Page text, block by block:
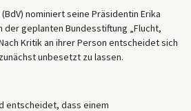
nominiert seine Präsidentin Erika
der geplanten Bundesstiftung „Flucht,
Kritik an ihrer Person entscheidet sich
unbesetzt zu lassen.
entscheidet, dass einem